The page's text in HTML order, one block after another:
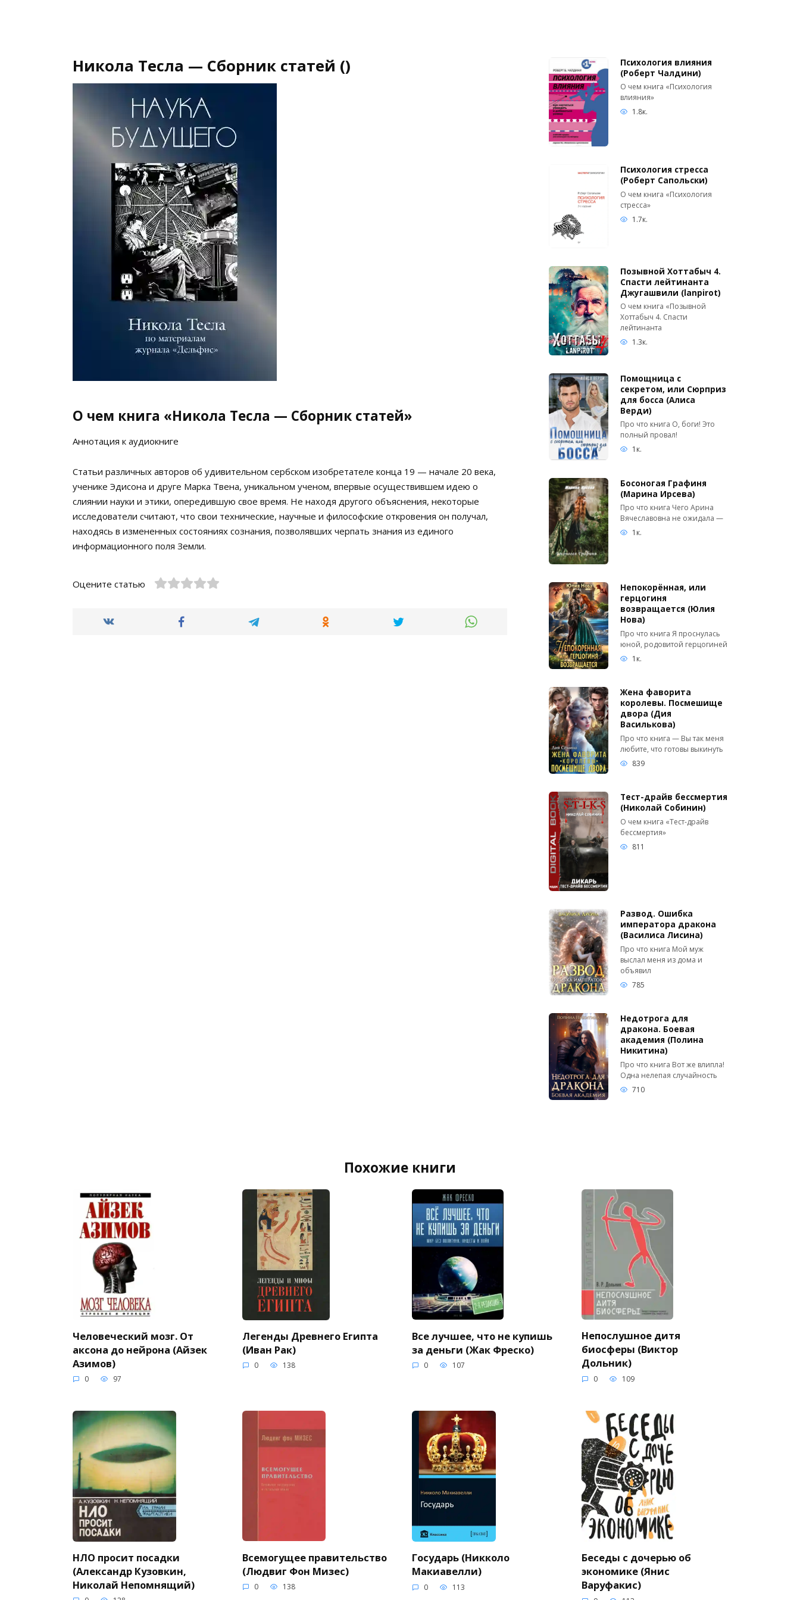
Никола Тесла — Сборник статей ()
О чем книга «Никола Тесла — Сборник статей»
Аннотация к аудиокниге
Статьи различных авторов об удивительном сербском изобретателе конца 19 — начале 20 века,
ученике Эдисона и друге Марка Твена, уникальном ученом, впервые осуществившем идею о
слиянии науки и этики, опередившую свое время. Не находя другого объяснения, некоторые
исследователи считают, что свои технические, научные и философские откровения он получал,
находясь в измененных состояниях сознания, позволявших черпать знания из единого
информационного поля Земли.
Оцените статью
Психология влияния
(Роберт Чалдини)
О чем книга «Психология
влияния»
1.8к.
Психология стресса
(Роберт Сапольски)
О чем книга «Психология
стресса»
1.7к.
Позывной Хоттабыч 4.
Спасти лейтинанта
Джугашвили (lanpirot)
О чем книга «Позывной
Хоттабыч 4. Спасти
лейтинанта
1.3к.
Помощница с
секретом, или Сюрприз
для босса (Алиса
Верди)
Про что книга О, боги! Это
полный провал!
1к.
Босоногая Графиня
(Марина Ирсева)
Про что книга Чего Арина
Вячеславовна не ожидала —
1к.
Непокорённая, или
герцогиня
возвращается (Юлия
Нова)
Про что книга Я проснулась
юной, родовитой герцогиней
1к.
Жена фаворита
королевы. Посмешище
двора (Дия
Василькова)
Про что книга — Вы так меня
любите, что готовы выкинуть
839
Тест-драйв бессмертия
(Николай Собинин)
О чем книга «Тест-драйв
бессмертия»
811
Развод. Ошибка
императора дракона
(Василиса Лисина)
Про что книга Мой муж
выслал меня из дома и
объявил
785
Недотрога для
дракона. Боевая
академия (Полина
Никитина)
Про что книга Вот же влипла!
Одна нелепая случайность
710
Похожие книги
Человеческий мозг. От
аксона до нейрона (Айзек
Азимов)
0 97
Легенды Древнего Египта
(Иван Рак)
0 138
Все лучшее, что не купишь
за деньги (Жак Фреско)
0 107
Непослушное дитя
биосферы (Виктор
Дольник)
0 109
НЛО просит посадки
(Александр Кузовкин,
Николай Непомнящий)
Всемогущее правительство
(Людвиг Фон Мизес)
0 138
Государь (Никколо
Макиавелли)
0 113
Беседы с дочерью об
экономике (Янис
Варуфакис)